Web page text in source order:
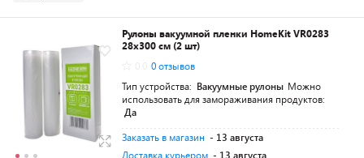
Рулоны вакуумной пленки HomeKit VR0283
28х300 см (2 шт)
0 отзывов
Тип устройства: Вакуумные рулоны Можно
использовать для замораживания продуктов:
Да
Заказать в магазин - 13 августа
Доставка курьером - 13 августа